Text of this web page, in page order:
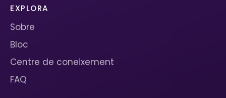
EXPLORA
Sobre
Bloc
Centre de coneixement
FAQ